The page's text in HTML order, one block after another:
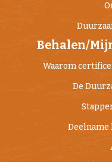
Behalen/
Waarom
De
Deelname